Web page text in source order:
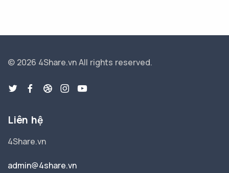
© 2026 4Share.vnAll rights reserved.
Liên hệ
4Share.vn
admin@4share.vn